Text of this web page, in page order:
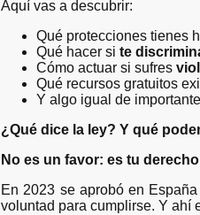
Aquí vas a descubrir:
Qué protecciones tienes
Qué hacer si te
Cómo actuar si sufres
Qué recursos gratuitos
Y algo igual de
¿Qué dice la ley? Y qué
No es un favor: es tu derecho
En 2023 se aprobó en
voluntad para cumplirse. Y ahí